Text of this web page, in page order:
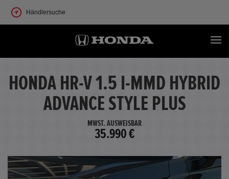
Händlersuche
HONDA HR-V 1.5 I-MMD HYBRID
ADVANCE STYLE PLUS
MWST. AUSWEISBAR
35.990 €